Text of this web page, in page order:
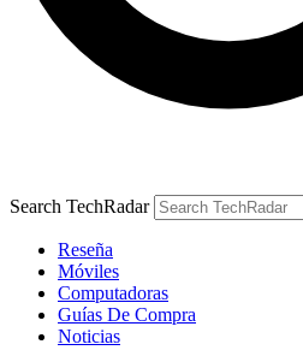
Search TechRadar
Reseña
Móviles
Computadoras
Guías De Compra
Noticias